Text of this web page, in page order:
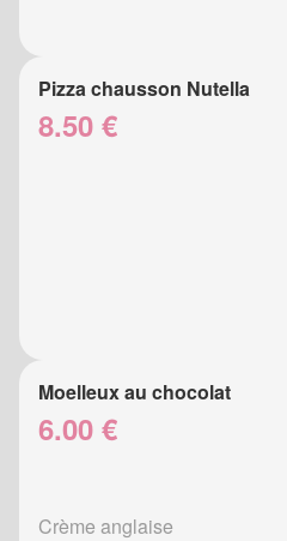
Pizza chausson Nutella
8.50 €
Moelleux au chocolat
6.00 €
Crème anglaise